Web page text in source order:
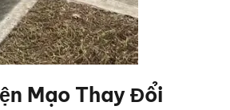
Mạo Thay Đổi